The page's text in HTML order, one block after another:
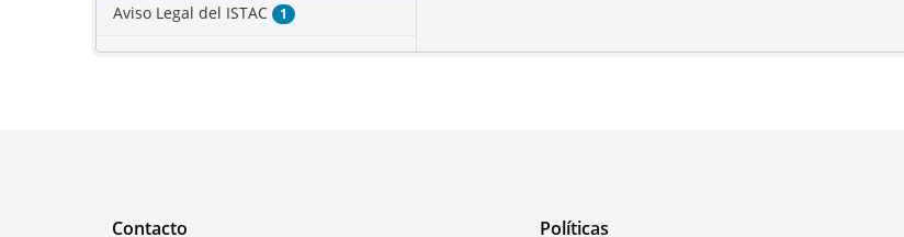
Aviso Legal del ISTAC 1
Contacto Políticas